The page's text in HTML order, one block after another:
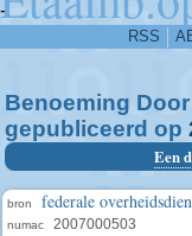
-
RSS
Benoeming
gepubliceerd op
Een
bron federale
numac 2007000503